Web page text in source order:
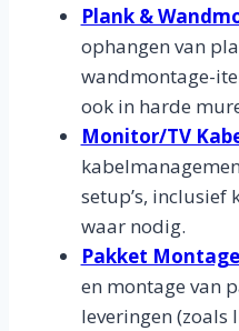
Plank &
ophangen van
wandmontage-
ook in harde
Monitor/TV
setup’s, inclusief
waar nodig.
Pakket
en montage van
leveringen (zoals